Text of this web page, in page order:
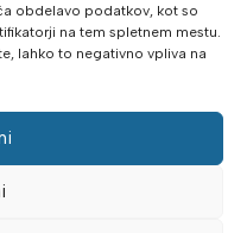
obdelavo podatkov, kot so
na tem spletnem mestu.
lahko to negativno vpliva na